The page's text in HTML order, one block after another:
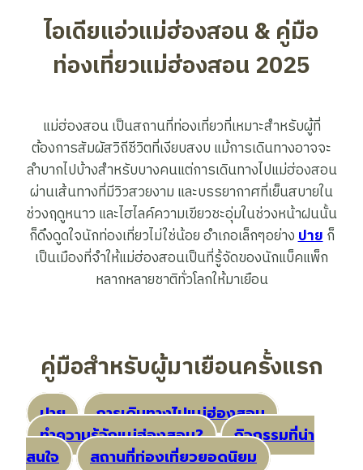
ไอเดียแอ่วแม่ฮ่องสอน & คู่มือ
ท่องเที่ยวแม่ฮ่องสอน 2025
แม่ฮ่องสอน เป็นสถานที่ท่องเที่ยวที่เหมาะสำหรับผู้ที่
ต้องการสัมผัสวิถีชีวิตที่เงียบสงบ แม้การเดินทางอาจจะ
ลำบากไปบ้างสำหรับบางคนแต่การเดินทางไปแม่ฮ่องสอน
ผ่านเส้นทางที่มีวิวสวยงาม และบรรยากาศที่เย็นสบายใน
ช่วงฤดูหนาว และไฮไลค์ความเขียวชะอุ่มในช่วงหน้าฝนนั้น
ก็ดึงดูดใจนักท่องเที่ยวไม่ใช่น้อย อำเภอเล็กๆอย่างปายก็
เป็นเมืองที่จำให้แม่ฮ่องสอนเป็นที่รู้จัดของนักแบ็คแพ็ก
หลากหลายชาติทั่วโลกให้มาเยือน
คู่มือสำหรับผู้มาเยือนครั้งแรก
ปาย
การเดินทางไปแม่ฮ่องสอน
ทำความรู้จักแม่ฮ่องสอน?
กิจกรรมที่น่า
สนใจ
สถานที่ท่องเที่ยวยอดนิยม